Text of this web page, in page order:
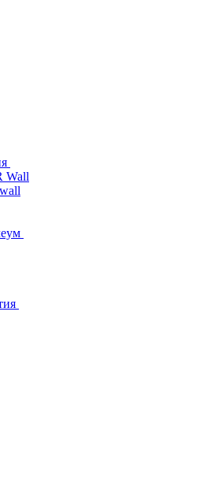
Wall